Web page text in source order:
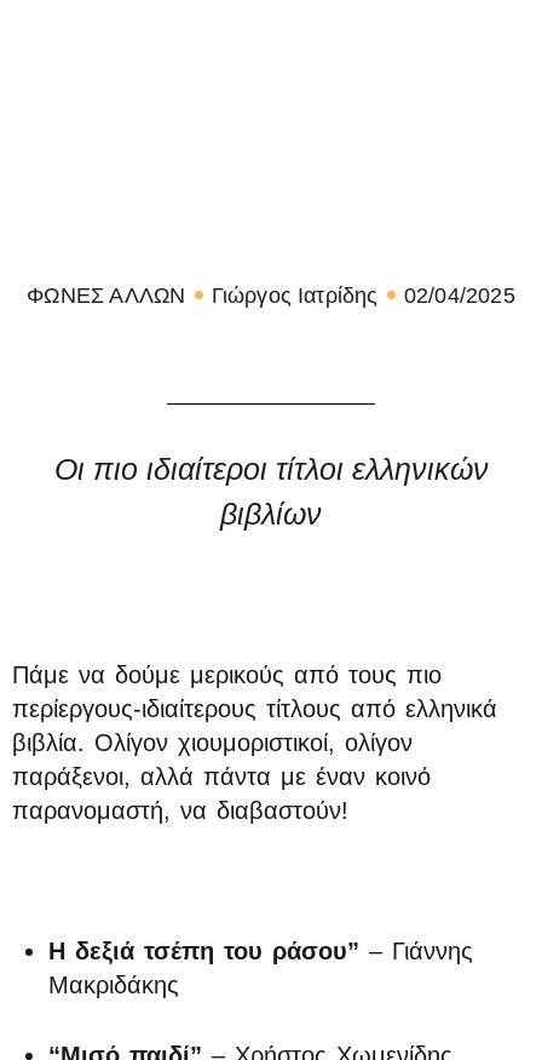
ΦΩΝΕΣ ΑΛΛΩΝ Γιώργος Ιατρίδης 02/04/2025
Οι πιο ιδιαίτεροι τίτλοι ελληνικών
βιβλίων
Πάμε να δούμε μερικούς από τους πιο
περίεργους-ιδιαίτερους τίτλους από ελληνικά
βιβλία. Ολίγον χιουμοριστικοί, ολίγον
παράξενοι, αλλά πάντα με έναν κοινό
παρανομαστή, να διαβαστούν!
Η δεξιά τσέπη του ράσου” – Γιάννης
Μακριδάκης